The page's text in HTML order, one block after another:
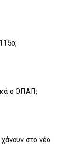
ο ΟΠΑΠ;
χάνουν στο νέο